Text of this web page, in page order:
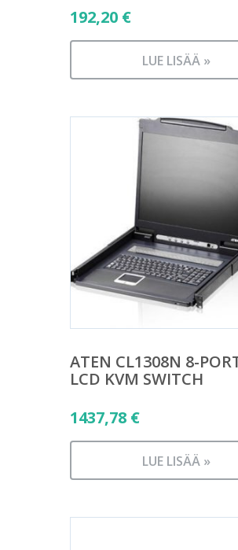
192,20 €
LUE LISÄÄ »
ATEN CL1308N 8-
LCD KVM SWITCH
1437,78 €
LUE LISÄÄ »